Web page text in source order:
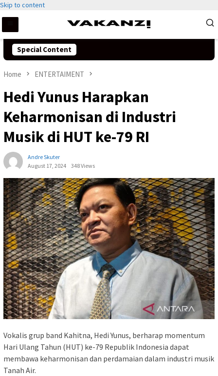
Skip to content
Special Content
Home ENTERTAIMENT
Hedi Yunus Harapkan
Keharmonisan di Industri
Musik di HUT ke-79 RI
Andre Skuter
August 17, 2024
348 Views
Vokalis grup band Kahitna, Hedi Yunus, berharap momentum
Hari Ulang Tahun (HUT) ke-79 Republik Indonesia dapat
membawa keharmonisan dan perdamaian dalam industri musik
Tanah Air.